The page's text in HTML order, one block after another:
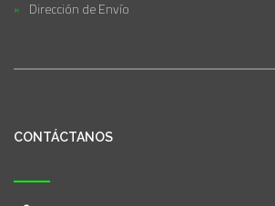
Dirección de Envío
CONTÁCTANOS